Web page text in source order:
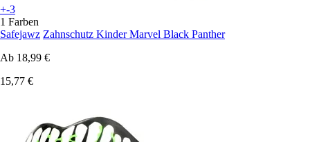
+-3
1 Farben
Safejawz Zahnschutz Kinder Marvel Black Panther
Ab 18,99 €
15,77 €